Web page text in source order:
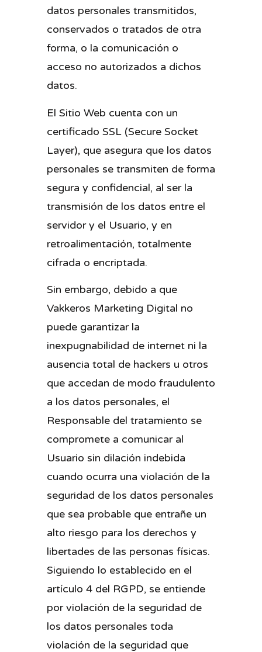
datos personales transmitidos,
conservados o tratados de otra
forma, o la comunicación o
acceso no autorizados a dichos
datos.
El Sitio Web cuenta con un
certificado SSL (Secure Socket
Layer), que asegura que los datos
personales se transmiten de forma
segura y confidencial, al ser la
transmisión de los datos entre el
servidor y el Usuario, y en
retroalimentación, totalmente
cifrada o encriptada.
Sin embargo, debido a que
Vakkeros Marketing Digital no
puede garantizar la
inexpugnabilidad de internet ni la
ausencia total de hackers u otros
que accedan de modo fraudulento
a los datos personales, el
Responsable del tratamiento se
compromete a comunicar al
Usuario sin dilación indebida
cuando ocurra una violación de la
seguridad de los datos personales
que sea probable que entrañe un
alto riesgo para los derechos y
libertades de las personas físicas.
Siguiendo lo establecido en el
artículo 4 del RGPD, se entiende
por violación de la seguridad de
los datos personales toda
violación de la seguridad que